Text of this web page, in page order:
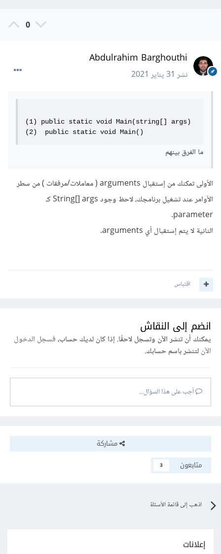
0
Abdulrahim Barghouthi
نشر31 يناير 2021
(1) public static void Main(string[] args)
(2)  public static void Main()
ما الفرق بينهم
الأولى تمكنك من إستقبال arguments ( معاملات/مرفقات ) من سطر
الأوامر عند تشغيل برنامجك، لاحظ وجود String[] args كـ
parameter.
الثانية لا يتم إستقبال أي arguments.
اقتباس
انضم إلى النقاش
يمكنك أن تنشر الآن وتسجل لاحقًا. إذا كان لديك حساب،فسجل الدخول
الآنلتنشر باسم حسابك.
أجب على هذا السؤال...
مشاركة
متابعون
3
اذهب إلى قائمة الأسئلة
إعلانات